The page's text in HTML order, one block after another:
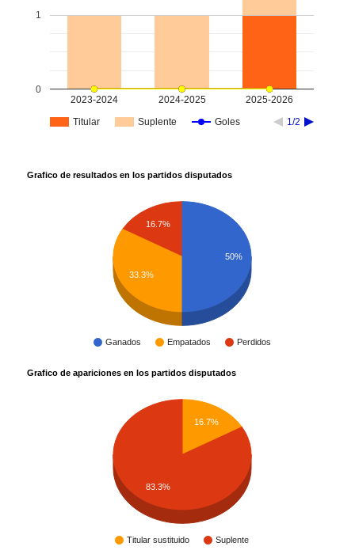
Titular Suplente Goles 1/2
2023-2024 2024-2025 2025-2026
0
1
Grafico de resultados en los partidos disputados
Ganados Empatados Perdidos
16.7%
33.3%
50%
Grafico de apariciones en los partidos disputados
Titular sustituido Suplente
16.7%
83.3%